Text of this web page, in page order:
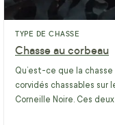
TYPE DE CHASSE
Chasse au corbeau
Qu’est-ce que la
corvidés chassables sur
Corneille Noire. Ces